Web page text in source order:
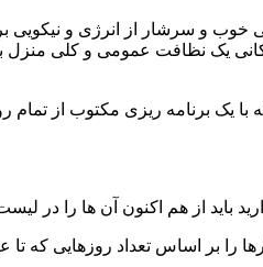
و سرشار از انرژی و نیکویی
یک نظافت عمومی و کلی منزل
برنامه ریزی مکتوب از تمام
باید از هم اکنون آن ها را در
را بر اساس تعداد روزهایی که تا